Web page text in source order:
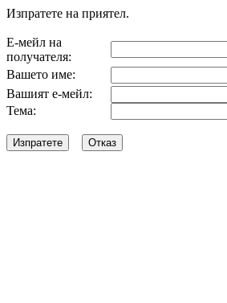
Изпратете на приятел.
Е-мейл на
получателя:
Вашето име:
Вашият е-мейл:
Тема: